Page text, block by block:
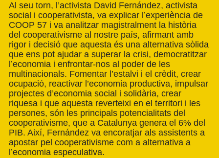
Al seu torn, l’activista David Fernández, activista
social i cooperativista, va explicar l’experiència de
COOP 57 i va analitzar magistralment la història
del cooperativisme al nostre país, afirmant amb
rigor i decisió que aquesta és una alternativa sòlida
que ens pot ajudar a superar la crisi, democratitzar
l’economia i enfrontar-nos al poder de les
multinacionals. Fomentar l’estalvi i el crèdit, crear
ocupació, reactivar l’economia productiva, impulsar
projectes d’economia social i solidària, crear
riquesa i que aquesta reverteixi en el territori i les
persones, són les principals potencialitats del
cooperativisme, que a Catalunya genera el 6% del
PIB. Així, Fernández va encoratjar als assistents a
apostar pel cooperativisme com a alternativa a
l’economia especulativa.